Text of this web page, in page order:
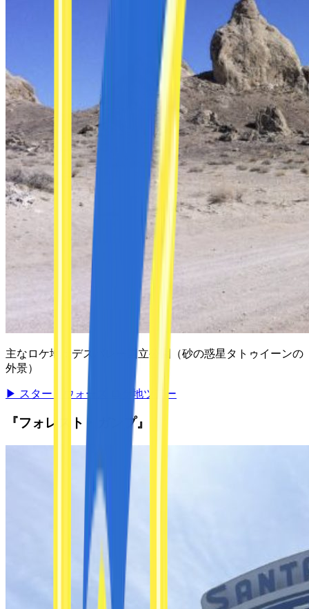
主なロケ地： デスバレー国立公園（砂の惑星タトゥイーンの
外景）
▶ スター・ウォーズ ロケ地ツアー
『フォレスト・ガンプ』